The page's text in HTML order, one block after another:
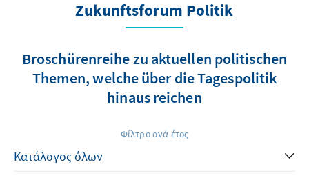
Zukunftsforum Politik
Broschürenreihe zu aktuellen politischen
Themen, welche über die Tagespolitik
hinaus reichen
Φίλτρο ανά έτος